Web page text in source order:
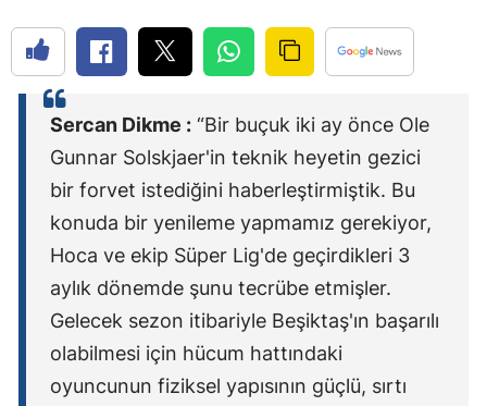
Sercan Dikme : “Bir buçuk iki ay önce Ole
Gunnar Solskjaer'in teknik heyetin gezici
bir forvet istediğini haberleştirmiştik. Bu
konuda bir yenileme yapmamız gerekiyor,
Hoca ve ekip Süper Lig'de geçirdikleri 3
aylık dönemde şunu tecrübe etmişler.
Gelecek sezon itibariyle Beşiktaş'ın başarılı
olabilmesi için hücum hattındaki
oyuncunun fiziksel yapısının güçlü, sırtı